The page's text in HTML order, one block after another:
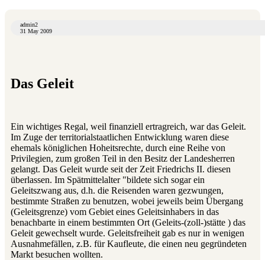
admin2
31 May 2009
Das Geleit
Ein wichtiges Regal, weil finanziell ertragreich, war das Geleit.
Im Zuge der territorialstaatlichen Entwicklung waren diese
ehemals königlichen Hoheitsrechte, durch eine Reihe von
Privilegien, zum großen Teil in den Besitz der Landesherren
gelangt. Das Geleit wurde seit der Zeit Friedrichs II. diesen
überlassen. Im Spätmittelalter "bildete sich sogar ein
Geleitszwang aus, d.h. die Reisenden waren gezwungen,
bestimmte Straßen zu benutzen, wobei jeweils beim Übergang
(Geleitsgrenze) vom Gebiet eines Geleitsinhabers in das
benachbarte in einem bestimmten Ort (Geleits-(zoll-)stätte ) das
Geleit gewechselt wurde. Geleitsfreiheit gab es nur in wenigen
Ausnahmefällen, z.B. für Kaufleute, die einen neu gegründeten
Markt besuchen wollten.